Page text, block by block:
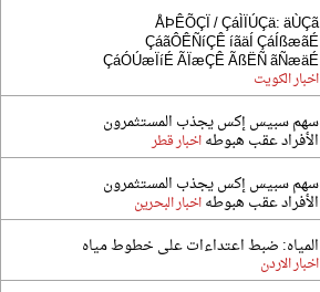
ÅÞÊÕÇÏ / ÇáÌÏÚÇä: äÙÇã
ÇáãÔÊÑíÇÊ íãäÍ ÇáÍßæãÉ
ÇáÓÚæÏíÉ ÃÏæÇÊ ÃßËÑ ãÑæäÉ
اخبار الكويت
سهم سبيس إكس يجذب المستثمرون
الأفراد عقب هبوطهاخبار قطر
سهم سبيس إكس يجذب المستثمرون
الأفراد عقب هبوطهاخبار البحرين
المياه: ضبط اعتداءات على خطوط مياه
اخبار الاردن